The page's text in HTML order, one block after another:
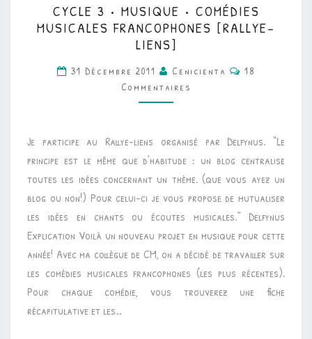
3
•
MUSIQUE
•
COMÉDIES
[RALLYE-
LIENS]
CYCLE 3 • MUSIQUE • COMÉDIES
MUSICALES FRANCOPHONES [RALLYE-
LIENS]
31 Décembre 2011 Cenicienta Commentaires
18
Commentaires
Je participe au Rallye-liens organisé par Delfynus. “Le
principe est le même que d’habitude : un blog centralise
toutes les idées concernant un thème. (que vous ayez un
blog ou non!) Pour celui-ci je vous propose de mutualiser
les idées en chants ou écoutes musicales.” Delfynus
Explication Voilà un nouveau projet en musique pour cette
année! Avec ma collègue de CM, on a décidé de travailler sur
les comédies musicales francophones (les plus récentes).
Pour chaque comédie, vous trouverez une fiche
récapitulative et les…